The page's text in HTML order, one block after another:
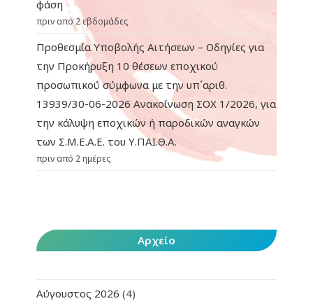
φάση
πριν από 2 εβδομάδες
Προθεσμία Υποβολής Αιτήσεων – Οδηγίες για
την Προκήρυξη 10 θέσεων εποχικού
προσωπικού σύμφωνα με την υπ΄αριθ.
13939/30-06-2026 Ανακοίνωση ΣΟΧ 1/2026, για
την κάλυψη εποχικών ή παροδικών αναγκών
των Σ.Μ.Ε.Α.Ε. του Υ.ΠΑΙ.Θ.Α.
πριν από 2 ημέρες
Αρχείο
Αύγουστος 2026 (4)